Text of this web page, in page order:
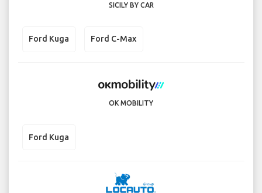
SICILY BY CAR
Ford Kuga Ford C-Max
OK MOBILITY
Ford Kuga